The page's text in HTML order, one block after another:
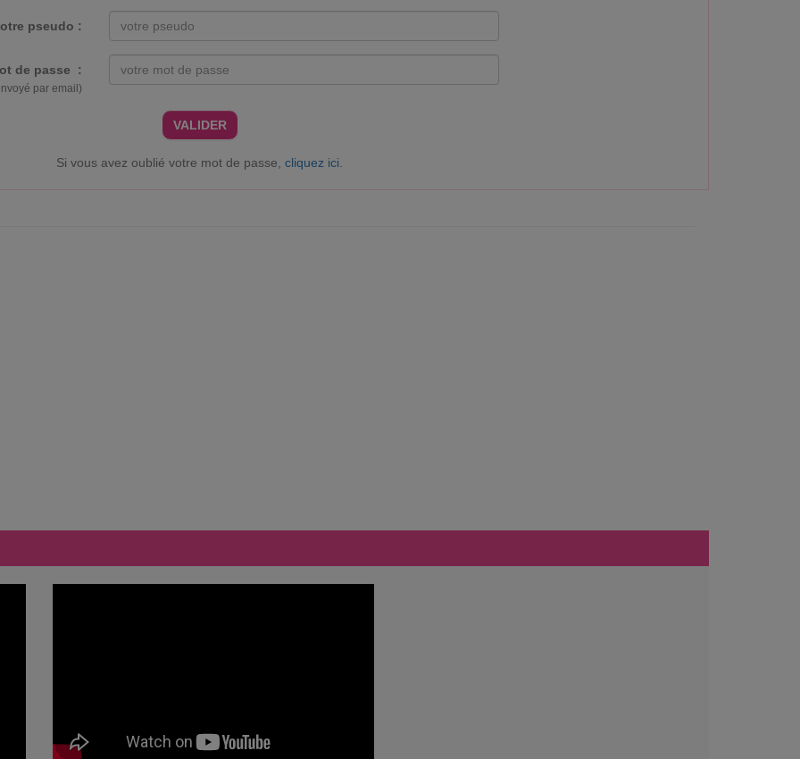
pseudo :
de passe :
par email)
VALIDER
Si vous avez oublié votre mot de passe,cliquez ici